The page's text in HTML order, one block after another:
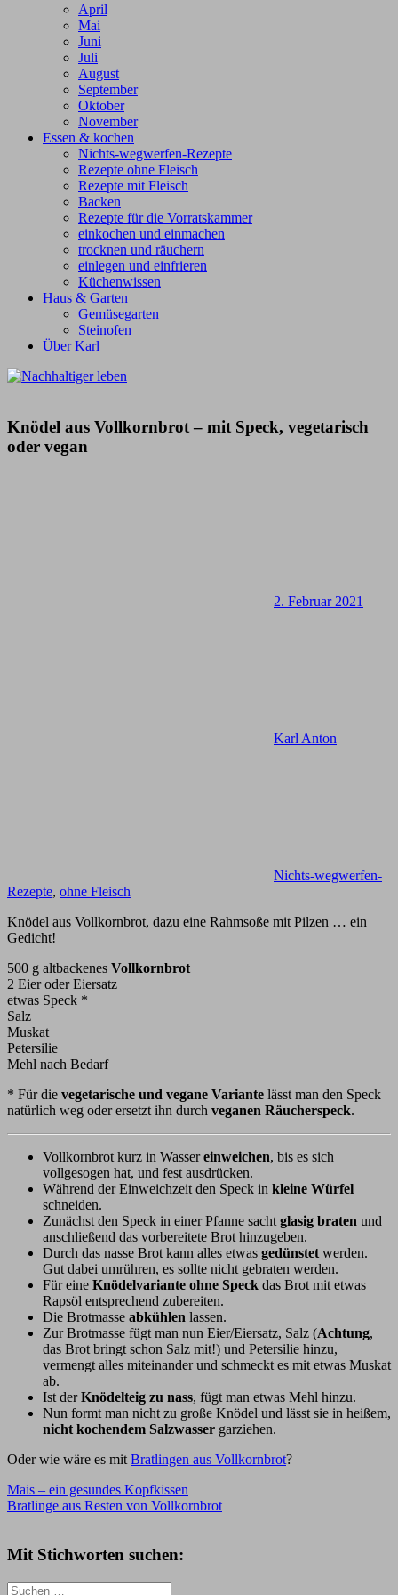
April
Mai
Juni
Juli
August
September
Oktober
November
Essen & kochen
Nichts-wegwerfen-Rezepte
Rezepte ohne Fleisch
Rezepte mit Fleisch
Backen
Rezepte für die Vorratskammer
einkochen und einmachen
trocknen und räuchern
einlegen und einfrieren
Küchenwissen
Haus & Garten
Gemüsegarten
Steinofen
Über Karl
Knödel aus Vollkornbrot – mit Speck, vegetarisch
oder vegan
2. Februar 2021
Karl Anton
Nichts-wegwerfen-
Rezepte, ohne Fleisch
Knödel aus Vollkornbrot, dazu eine Rahmsoße mit Pilzen … ein
Gedicht!
500 g altbackenes Vollkornbrot
2 Eier oder Eiersatz
etwas Speck *
Salz
Muskat
Petersilie
Mehl nach Bedarf
* Für die vegetarische und vegane Variante lässt man den Speck
natürlich weg oder ersetzt ihn durch veganen Räucherspeck.
Vollkornbrot kurz in Wassereinweichen, bis es sich
vollgesogen hat, und fest ausdrücken.
Während der Einweichzeit den Speck in kleine Würfel
schneiden.
Zunächst den Speck in einer Pfanne sachtglasig braten und
anschließend das vorbereitete Brot hinzugeben.
Durch das nasse Brot kann alles etwas gedünstetwerden.
Gut dabei umrühren, es sollte nicht gebraten werden.
Für eine Knödelvariante ohne Speck das Brot mit etwas
Rapsöl entsprechend zubereiten.
Die Brotmasse abkühlen lassen.
Zur Brotmasse fügt man nun Eier/Eiersatz, Salz (Achtung,
das Brot bringt schon Salz mit!) und Petersilie hinzu,
vermengt alles miteinander und schmeckt es mit etwas Muskat
ab.
Ist derKnödelteig zu nass, fügt man etwas Mehl hinzu.
Nun formt man nicht zu große Knödel und lässt sie in heißem,
nicht kochendem Salzwasser garziehen.
Oder wie wäre es mitBratlingen aus Vollkornbrot?
Beilagefür
jeden
wegwerfen-
Beitragsnavigation
Vorheriger
Beitrag:
Mais – ein gesundes Kopfkissen
Nächster
Bratlinge aus Resten von Vollkornbrot
Mit Stichworten suchen:
Suchen